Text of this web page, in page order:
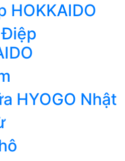
HOKKAIDO
HYOGO Nhật